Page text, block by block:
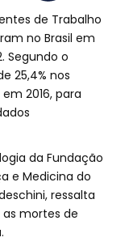
de Trabalho
no Brasil em
Segundo o
25,4% nos
2016, para
da Fundação
e Medicina do
ressalta
mortes de